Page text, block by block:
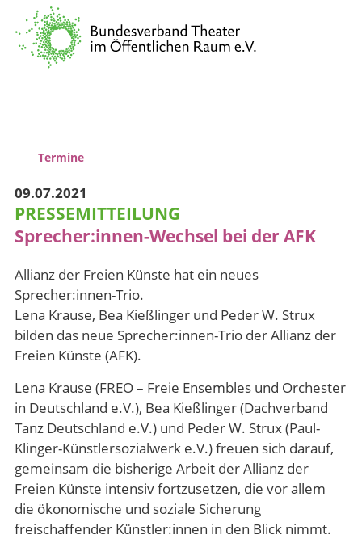
Verband
Vernetzung & Kommunikation
Termine
09.07.2021
PRESSEMITTEILUNG
Sprecher:innen-Wechsel bei der AFK
Allianz der Freien Künste hat ein neues
Sprecher:innen-Trio.
Lena Krause, Bea Kießlinger und Peder W. Strux
bilden das neue Sprecher:innen-Trio der Allianz der
Freien Künste (AFK).
Lena Krause (FREO – Freie Ensembles und Orchester
in Deutschland e.V.), Bea Kießlinger (Dachverband
Tanz Deutschland e.V.) und Peder W. Strux (Paul-
Klinger-Künstlersozialwerk e.V.) freuen sich darauf,
gemeinsam die bisherige Arbeit der Allianz der
Freien Künste intensiv fortzusetzen, die vor allem
die ökonomische und soziale Sicherung
freischaffender Künstler:innen in den Blick nimmt.